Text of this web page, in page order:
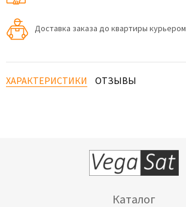
Доставка заказа до квартиры курьером
ХАРАКТЕРИСТИКИ ОТЗЫВЫ
Каталог